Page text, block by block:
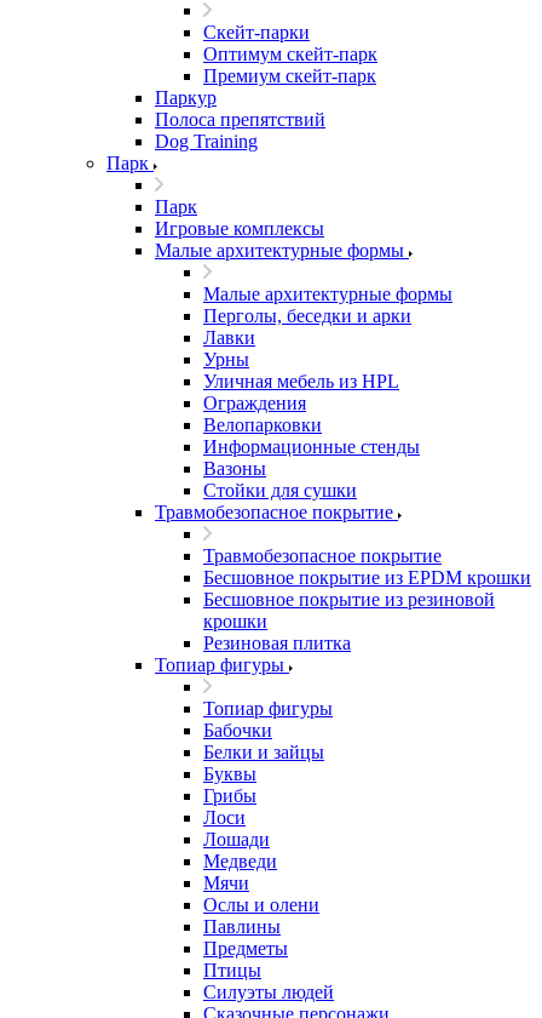
Скейт-парки
Оптимум скейт-парк
Премиум скейт-парк
Паркур
Полоса препятствий
Dog Training
Парк
Парк
Игровые комплексы
Малые архитектурные формы
Малые архитектурные формы
Перголы, беседки и арки
Лавки
Урны
Уличная мебель из HPL
Ограждения
Велопарковки
Информационные стенды
Вазоны
Стойки для сушки
Травмобезопасное покрытие
Травмобезопасное покрытие
Бесшовное покрытие из EPDM крошки
Бесшовное покрытие из резиновой
крошки
Резиновая плитка
Топиар фигуры
Топиар фигуры
Бабочки
Белки и зайцы
Буквы
Грибы
Лоси
Лошади
Медведи
Мячи
Ослы и олени
Павлины
Предметы
Птицы
Силуэты людей
Сказочные персонажи